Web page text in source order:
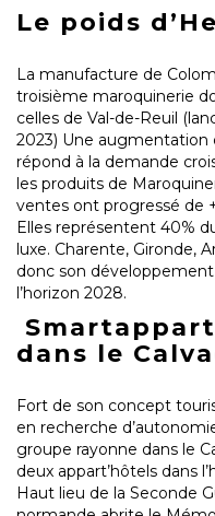
Le poids
La manufacture de
troisième maroquinerie
celles de Val-de-Reuil
2023) Une augmentation
répond à la demande
les produits de
ventes ont progressé de
Elles représentent 40%
luxe. Charente, Gironde,
donc son
l’horizon 2028.
dans le
Fort de son concept
en recherche
groupe rayonne dans le
deux appart’hôtels dans
Haut lieu de la Seconde